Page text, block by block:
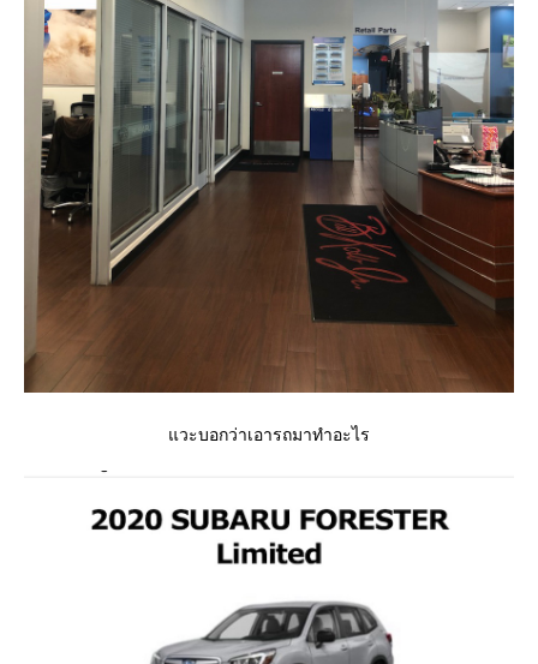
วะบอกว่าเอารถมาทำอะไร